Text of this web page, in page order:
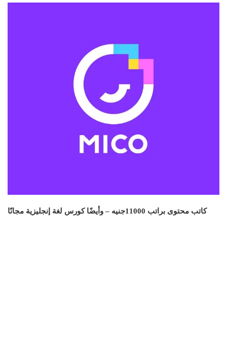
كاتب محتوى براتب 11000جنيه – وأيضًا كورس لغة إنجليزية مجانًا